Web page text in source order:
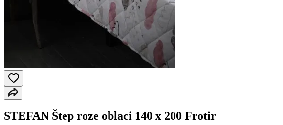
STEFAN Štep roze oblaci 140 x 200 Frotir